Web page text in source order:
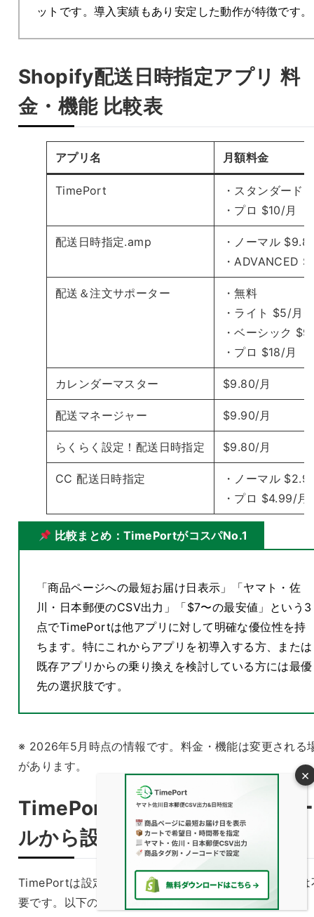
ットです。導入実績もあり安定した動作が特徴です。
Shopify配送日時指定アプリ 料
金・機能 比較表
アプリ名 月額料金
TimePort
・スタンダード
・プロ $10/月
配送日時指定.amp
・ノーマル
・ADVANCED
配送＆注文サポーター
・無料
・ライト $5/月〜
・ベーシック
・プロ $18/月
カレンダーマスター $9.80/月
配送マネージャー $9.90/月
らくらく設定！配送日時指定 $9.80/月
CC 配送日時指定
・ノーマル
・プロ $4.99/月
比較まとめ：TimePortがコスパNo.1
「商品ページへの最短お届け日表示」「ヤマト・佐
川・日本郵便のCSV出力」「$7〜の最安値」という3
点でTimePortは他アプリに対して明確な優位性を持
ちます。特にこれからアプリを初導入する方、または
既存アプリからの乗り換えを検討している方には最優
先の選択肢です。
※ 2026年5月時点の情報です。料金・機能は変更される
があります。
TimePortの使い方｜インストー
ルから設定まで5ステップ
TimePortは設定が管理画面から完結し、コードの編集は
要です。以下の手順で導入できます。